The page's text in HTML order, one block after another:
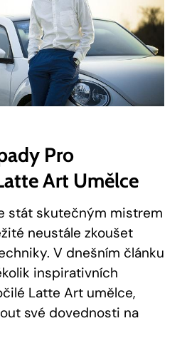
Pro
Art Umělce
stát skutečným mistrem
neustále zkoušet
V dnešním článku
inspirativních
Latte Art umělce,
své dovednosti na